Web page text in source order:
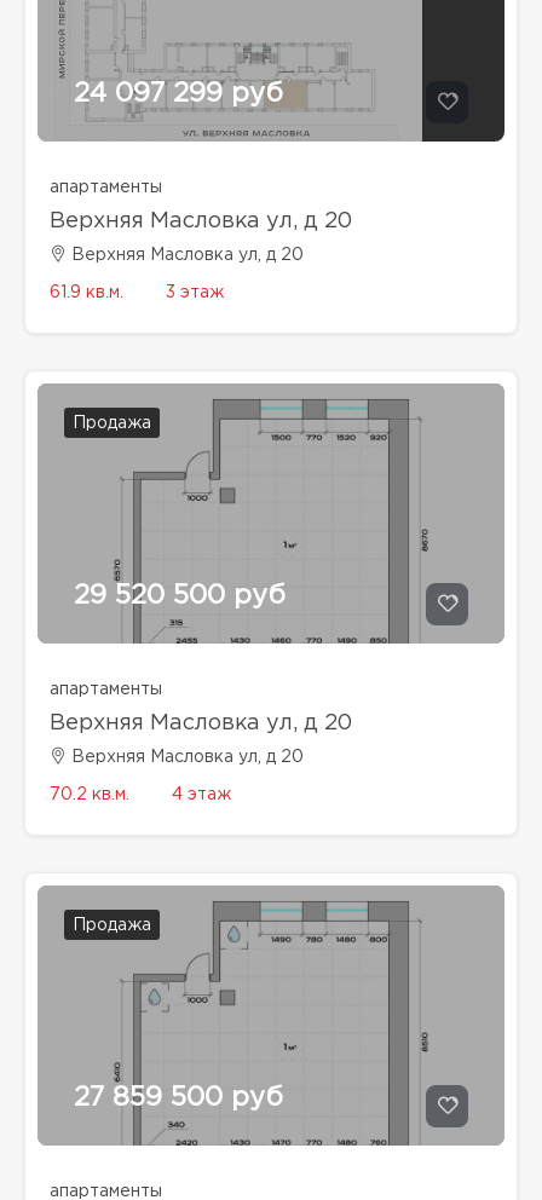
24 097 299 руб
апартаменты
Верхняя Масловка ул, д 20
Верхняя Масловка ул, д 20
61.9 кв.м. 3 этаж
Продажа
29 520 500 руб
апартаменты
Верхняя Масловка ул, д 20
Верхняя Масловка ул, д 20
70.2 кв.м. 4 этаж
Продажа
27 859 500 руб
апартаменты